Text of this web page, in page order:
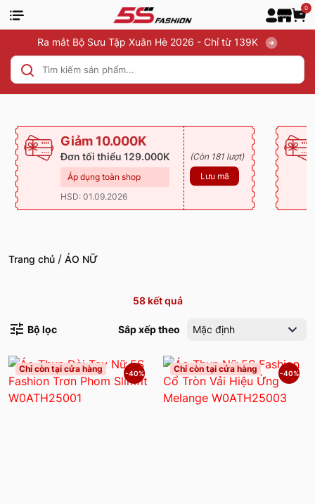
0
Ra mắt Bộ Sưu Tập Xuân Hè 2026 - Chỉ từ 139K
Giảm 10.000K
Đơn tối thiểu 129.000K
Áp dụng toàn shop
HSD: 01.09.2026
(Còn 181 lượt)
Lưu mã
Trang chủ / ÁO NỮ
58kết quả
Bộ lọc Sắp xếp theo Mặc định
Chỉ còn tại cửa hàng -40% Chỉ còn tại cửa hàng -40%